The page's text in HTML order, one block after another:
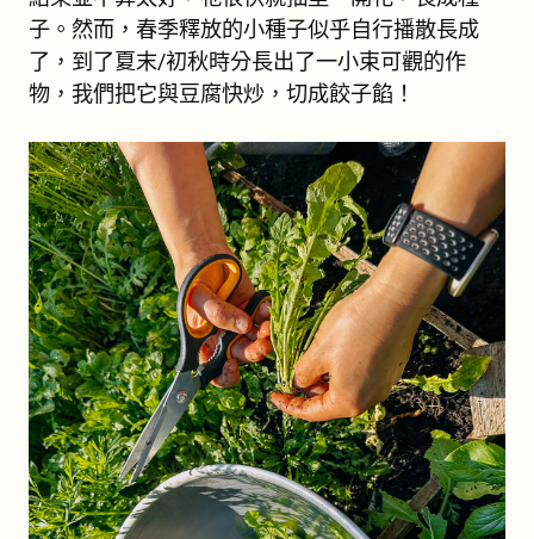
子。然而，春季釋放的小種子似乎自行播散長成
了，到了夏末/初秋時分長出了一小束可觀的作
物，我們把它與豆腐快炒，切成餃子餡！